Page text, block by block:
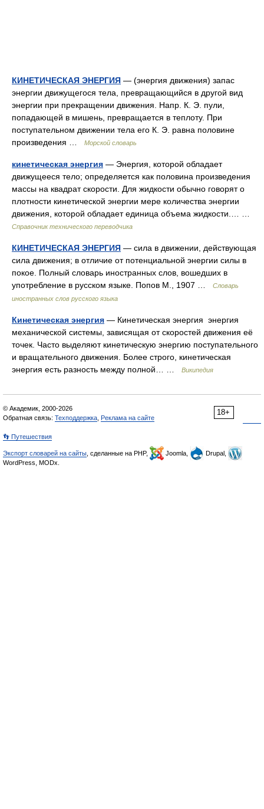
КИНЕТИЧЕСКАЯ ЭНЕРГИЯ — (энергия движения) запас
энергии движущегося тела, превращающийся в другой вид
энергии при прекращении движения. Напр. К. Э. пули,
попадающей в мишень, превращается в теплоту. При
поступательном движении тела его К. Э. равна половине
произведения …
Морской словарь
кинетическая энергия — Энергия, которой обладает
движущееся тело; определяется как половина произведения
массы на квадрат скорости. Для жидкости обычно говорят о
плотности кинетической энергии мере количества энергии
движения, которой обладает единица объема жидкости.… …
Справочник технического переводчика
КИНЕТИЧЕСКАЯ ЭНЕРГИЯ — сила в движении, действующая
сила движения; в отличие от потенциальной энергии силы в
покое. Полный словарь иностранных слов, вошедших в
употребление в русском языке. Попов М., 1907 …
Словарь
иностранных слов русского языка
Кинетическая энергия — Кинетическая энергия энергия
механической системы, зависящая от скоростей движения её
точек. Часто выделяют кинетическую энергию поступательного
и вращательного движения. Более строго, кинетическая
энергия есть разность между полной… …
Википедия
18+
© Академик, 2000-2026
Обратная связь: Техподдержка Реклама на сайте
👣 Путешествия
Экспорт словарей на сайты , сделанные на PHP, Joomla,
Drupal,
WordPress, MODx.